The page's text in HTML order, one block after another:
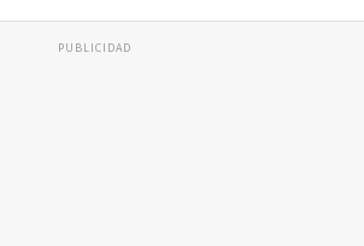
PUBLICIDAD